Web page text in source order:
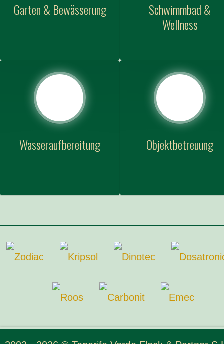
Garten & Bewässerung
Schwimmbad &
Wellness
Wasseraufbereitung Objektbetreuung